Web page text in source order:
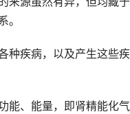
种疾病，以及产生这些
、能量，即肾精能化气